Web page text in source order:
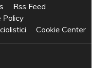
Rss Feed
Policy
Cookie Center